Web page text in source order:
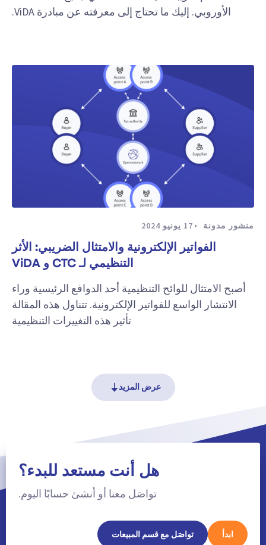
الأوروبي. إليك ما تحتاج إلى معرفته عن مبادرة ViDA.
منشور مدونة 17 يونيو 2024
الفواتير الإلكترونية والامتثال الضريبي: الأثر
التنظيمي لـ CTC و ViDA
أصبح الامتثال للوائح التنظيمية أحد الدوافع الرئيسية وراء
الانتشار الواسع للفواتير الإلكترونية. تتناول هذه المقالة
تأثير هذه التغييرات التنظيمية
عرض المزيد
هل أنت مستعد للبدء؟
تواصَل معنا أو أنشئ حسابًا اليوم.
ابدأ تواصَل مع قسم المبيعات